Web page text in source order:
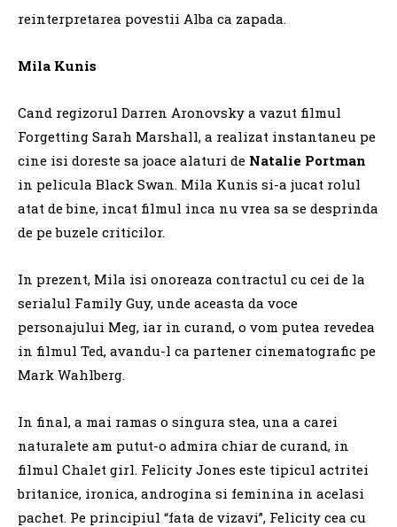
reinterpretarea povestii Alba ca zapada.
Mila Kunis
Cand regizorul Darren Aronovsky a vazut filmul
Forgetting Sarah Marshall, a realizat instantaneu pe
cine isi doreste sa joace alaturi de Natalie Portman
in pelicula Black Swan. Mila Kunis si-a jucat rolul
atat de bine, incat filmul inca nu vrea sa se desprinda
de pe buzele criticilor.
In prezent, Mila isi onoreaza contractul cu cei de la
serialul Family Guy, unde aceasta da voce
personajului Meg, iar in curand, o vom putea revedea
in filmul Ted, avandu-l ca partener cinematografic pe
Mark Wahlberg.
In final, a mai ramas o singura stea, una a carei
naturalete am putut-o admira chiar de curand, in
filmul Chalet girl. Felicity Jones este tipicul actritei
britanice, ironica, androgina si feminina in acelasi
pachet. Pe principiul “fata de vizavi”, Felicity cea cu